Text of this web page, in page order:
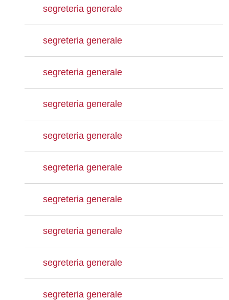
segreteria generale
segreteria generale
segreteria generale
segreteria generale
segreteria generale
segreteria generale
segreteria generale
segreteria generale
segreteria generale
segreteria generale